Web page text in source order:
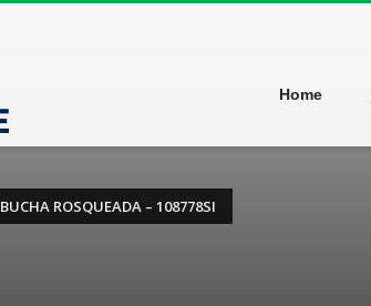
Home
BUCHA ROSQUEADA – 108778SI